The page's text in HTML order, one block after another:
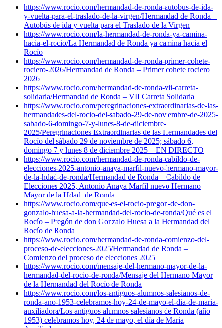
https://www.rocio.com/hermandad-de-ronda-autobus-de-ida-
y-vuelta-para-el-traslado-de-la-virgen/Hermandad de Ronda –
Autobús de ida y vuelta para el Traslado de la Virgen
https://www.rocio.com/la-hermandad-de-ronda-ya-camina-
hacia-el-rocio/La Hermandad de Ronda ya camina hacia el
Rocío
https://www.rocio.com/hermandad-de-ronda-primer-cohete-
rociero-2026/Hermandad de Ronda – Primer cohete rociero
2026
https://www.rocio.com/hermandad-de-ronda-vii-carreta-
solidaria/Hermandad de Ronda – VII Carreta Solidaria
https://www.rocio.com/peregrinaciones-extraordinarias-de-las-
hermandades-del-rocio-del-sabado-29-de-noviembre-de-2025-
sabado-6-domingo-7-y-lunes-8-de-diciembre-
2025/Peregrinaciones Extraordinarias de las Hermandades del
Rocío del sábado 29 de noviembre de 2025; sábado 6,
domingo 7 y lunes 8 de diciembre 2025 – EN DIRECTO
https://www.rocio.com/hermandad-de-ronda-cabildo-de-
elecciones-2025-antonio-anaya-marfil-nuevo-hermano-mayor-
de-la-hdad-de-ronda/Hermandad de Ronda – Cabildo de
Elecciones 2025, Antonio Anaya Marfil nuevo Hermano
Mayor de la Hdad. de Ronda
https://www.rocio.com/que-es-el-rocio-pregon-de-don-
gonzalo-huesa-a-la-hermandad-del-rocio-de-ronda/Qué es el
Rocío – Pregón de don Gonzalo Huesa a la Hermandad del
Rocío de Ronda
https://www.rocio.com/hermandad-de-ronda-comienzo-del-
proceso-de-elecciones-2025/Hermandad de Ronda –
Comienzo del proceso de elecciones 2025
https://www.rocio.com/mensaje-del-hermano-mayor-de-la-
hermandad-del-rocio-de-ronda/Mensaje del Hermano Mayor
de la Hermandad del Rocío de Ronda
https://www.rocio.com/los-antiguos-alumnos-salesianos-de-
ronda-ano-1953-celebramos-hoy-24-de-mayo-el-dia-de-maria-
auxiliadora/Los antiguos alumnos salesianos de Ronda (año
1953) celebramos hoy, 24 de mayo, el día de Maria